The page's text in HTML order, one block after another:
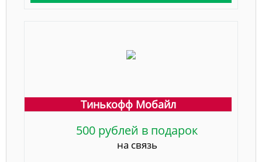
Тинькофф Мобайл
500 рублей в подарок
на связь